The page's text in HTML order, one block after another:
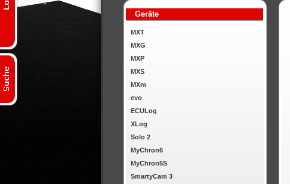
Geräte
MXT
MXG
MXP
MXS
MXm
evo
ECULog
XLog
Solo 2
MyChron6
MyChron5S
SmartyCam 3